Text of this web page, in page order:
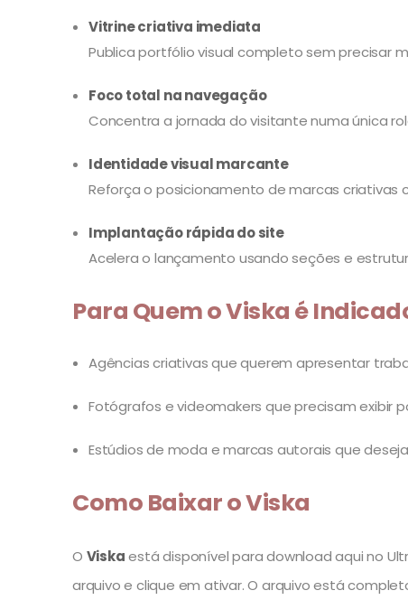
Vitrine criativa imediata
Publica portfólio visual completo sem precisar
Foco total na navegação
Concentra a jornada do visitante numa única
Identidade visual marcante
Reforça o posicionamento de marcas
Implantação rápida do site
Acelera o lançamento usando seções e
Para Quem o Viska é
Agências criativas que querem apresentar
Fotógrafos e videomakers que precisam exibir
Estúdios de moda e marcas autorais que
Como Baixar o Viska
O Viskaestá disponível para download aqui no
arquivo e clique em ativar. O arquivo está